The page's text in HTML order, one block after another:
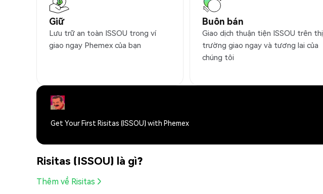
Giữ
Lưu trữ an toàn ISSOU trong ví
giao ngay Phemex của bạn
Buôn bán
Giao dịch thuận tiện ISSOU trên thị
trường giao ngay và tương lai của
chúng tôi
Get Your First Risitas (ISSOU) with Phemex
Risitas (ISSOU) là gì?
Thêm về Risitas